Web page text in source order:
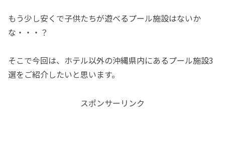
もう少し安くで子供たちが遊べるプール施設はないか
な・・・？
そこで今回は、ホテル以外の沖縄県内にあるプール施設3
選をご紹介したいと思います。
スポンサーリンク